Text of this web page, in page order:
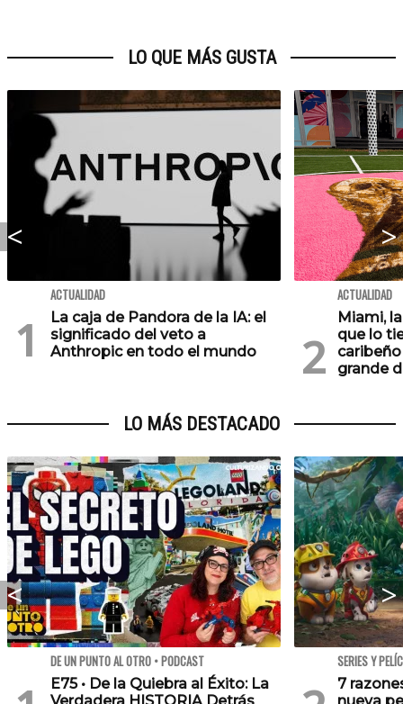
LO QUE MÁS GUSTA
ACTUALIDAD
La caja de Pandora de la IA: el
significado del veto a
Anthropic en todo el mundo
ACTUALIDAD
Miami,
que lo
grande
LO MÁS DESTACADO
DE UN PUNTO AL OTRO • PODCAST
E75 • De la Quiebra al Éxito: La
SERIES Y
7